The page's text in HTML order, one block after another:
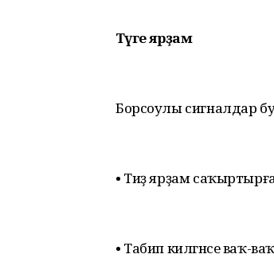
Тәүге ярҙам
Борсоулы сигналдар
• Тиҙ ярҙам
• Табип килгәнсе ваҡ-